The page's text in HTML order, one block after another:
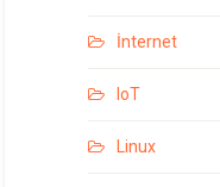
İnternet
IoT
Linux